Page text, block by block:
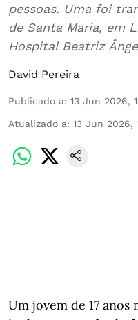
pessoas. Uma foi
de Santa Maria, em
Hospital Beatriz
David Pereira
Publicado a: 13 Jun 2026,
Atualizado a: 13 Jun 2026,
Um jovem de 17 anos